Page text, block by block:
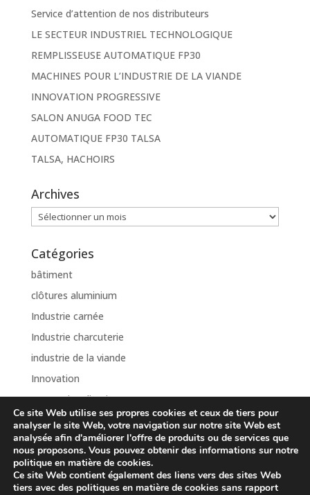
Service d’attention de nos distributeurs
LE SECTEUR INDUSTRIEL TECHNOLOGIQUE
REMPLISSEUSE AUTOMATIQUE FP30
MACHINES POUR L’INDUSTRIE DE LA VIANDE
INNOVATION PROGRESSIVE
SALON ANUGA FOOD TEC
AUTOMATIQUE FP30 TALSA
TALSA, HACHOIRS
Archives
Archives
Catégories
bâtiment
clôtures aluminium
Industrie carnée
Industrie charcuterie
industrie de la viande
Innovation
Internationalisation
Non classé
Aviso Legal Política de Privacidad
Ce site Web utilise ses propres cookies et ceux de tiers pour
analyser le site Web, votre navigation sur notre site Web est
analysée afin d'améliorer l'offre de produits ou de services que
nous proposons. Vous pouvez obtenir des informations sur notre
politique en matière de cookies.
Ce site Web contient également des liens vers des sites Web
tiers avec des politiques en matière de cookies sans rapport